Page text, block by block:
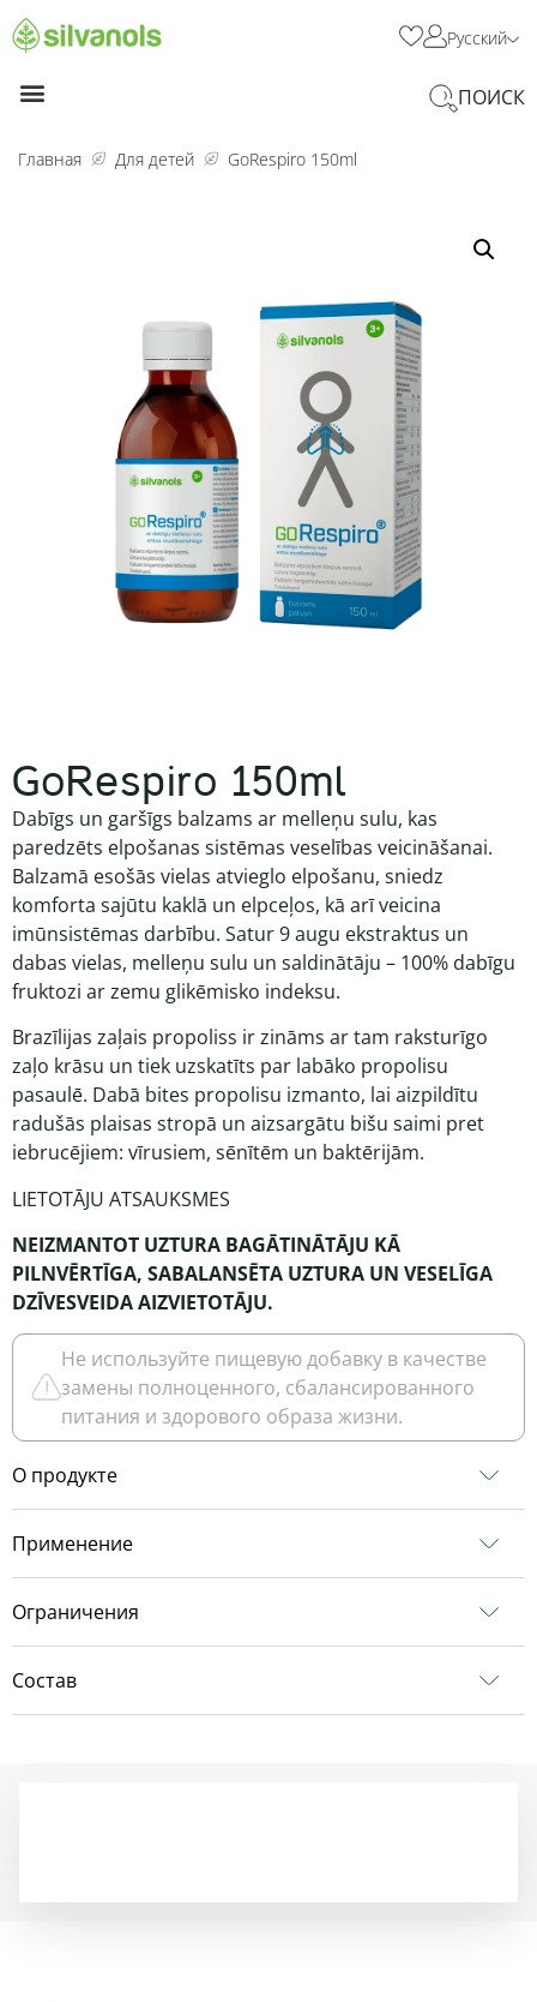
Русский
ПОИСК
Главная Для детей GoRespiro 150ml
GoRespiro 150ml
Dabīgs un garšīgs balzams ar melleņu sulu, kas
paredzēts elpošanas sistēmas veselības veicināšanai.
Balzamā esošās vielas atvieglo elpošanu, sniedz
komforta sajūtu kaklā un elpceļos, kā arī veicina
imūnsistēmas darbību. Satur 9 augu ekstraktus un
dabas vielas, melleņu sulu un saldinātāju – 100% dabīgu
fruktozi ar zemu glikēmisko indeksu.
Brazīlijas zaļais propoliss ir zināms ar tam raksturīgo
zaļo krāsu un tiek uzskatīts par labāko propolisu
pasaulē. Dabā bites propolisu izmanto, lai aizpildītu
radušās plaisas stropā un aizsargātu bišu saimi pret
iebrucējiem: vīrusiem, sēnītēm un baktērijām.
LIETOTĀJU ATSAUKSMES
NEIZMANTOT UZTURA BAGĀTINĀTĀJU KĀ
PILNVĒRTĪGA, SABALANSĒTA UZTURA UN VESELĪGA
DZĪVESVEIDA AIZVIETOTĀJU.
Не используйте пищевую добавку в качестве
замены полноценного, сбалансированного
питания и здорового образа жизни.
О продукте
Применение
Ограничения
Состав